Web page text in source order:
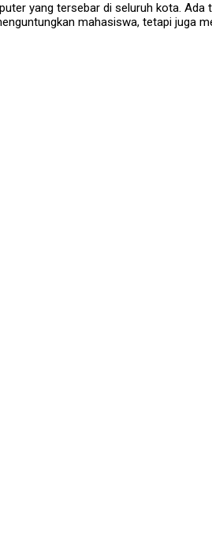
yang tersebar di seluruh kota.
mahasiswa, tetapi juga